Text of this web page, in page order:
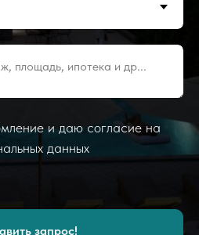
площадь, ипотека и др...
и даю согласие на
данных
запрос!